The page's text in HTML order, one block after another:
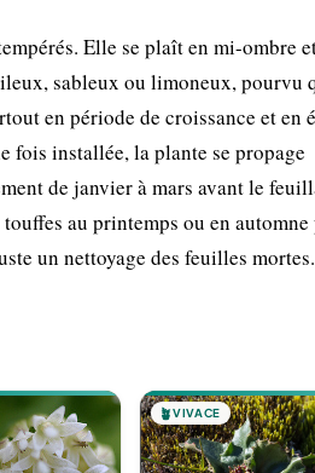
Elle se plaît en mi-ombre
sableux ou limoneux, pourvu
en période de croissance et en
fois installée, la plante se propage
de janvier à mars avant le
au printemps ou en automne
un nettoyage des feuilles mortes.
🪴VIVACE